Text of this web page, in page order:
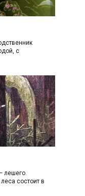
с
лешего.
состоит в